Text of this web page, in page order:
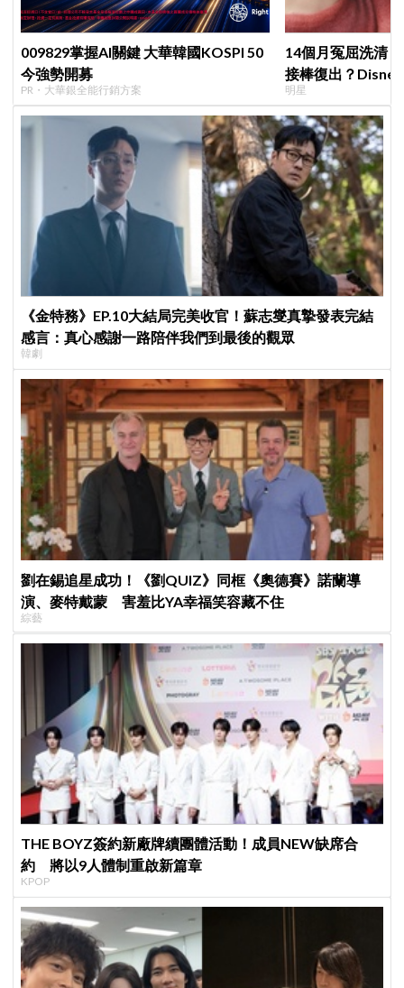
009829掌握AI關鍵 大華韓國KOSPI 50
今強勢開募
PR・大華銀全能行銷方案
14個月冤屈洗清
接棒復出？
明星
《金特務》EP.10大結局完美收官！蘇志燮真摯發表完結
感言：真心感謝一路陪伴我們到最後的觀眾
韓劇
劉在錫追星成功！《劉QUIZ》同框《奧德賽》諾蘭導
演、麥特戴蒙 害羞比YA幸福笑容藏不住
綜藝
THE BOYZ簽約新廠牌續團體活動！成員NEW缺席合
約 將以9人體制重啟新篇章
KPOP